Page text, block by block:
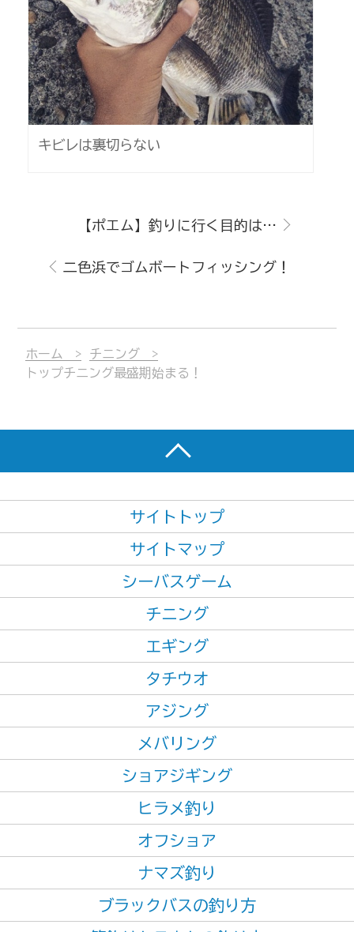
キビレは裏切らない
二色浜でゴムボートフィッシング！
【ポエム】釣りに行く目的は…
ホーム
チニング
トップチニング最盛期始まる！
サイトトップ
サイトマップ
シーバスゲーム
チニング
エギング
タチウオ
アジング
メバリング
ショアジギング
ヒラメ釣り
オフショア
ナマズ釣り
ブラックバスの釣り方